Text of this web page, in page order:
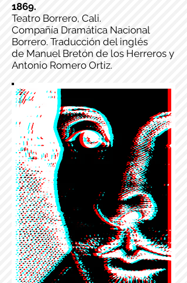
1869.
Teatro Borrero, Cali.
Compañía Dramática Nacional
Borrero. Traducción del inglés
de Manuel Bretón de los Herreros y
Antonio Romero Ortiz.